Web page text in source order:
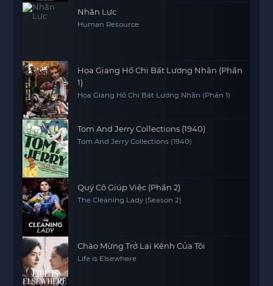
Nhân Lực
Human Resource
Họa Giang Hồ Chi Bất Lương Nhân (Phần
1)
Họa Giang Hồ Chi Bất Lương Nhân (Phần 1)
Tom And Jerry Collections (1940)
Tom And Jerry Collections (1940)
Quý Cô Giúp Việc (Phần 2)
The Cleaning Lady (Season 2)
Chào Mừng Trở Lại Kênh Của Tôi
Life is Elsewhere